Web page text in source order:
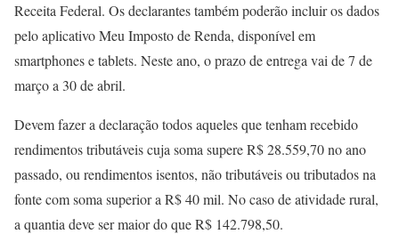
Receita Federal. Os declarantes também poderão incluir os dados
pelo aplicativo Meu Imposto de Renda, disponível em
smartphones e tablets. Neste ano, o prazo de entrega vai de 7 de
março a 30 de abril.
Devem fazer a declaração todos aqueles que tenham recebido
rendimentos tributáveis cuja soma supere R$ 28.559,70 no ano
passado, ou rendimentos isentos, não tributáveis ou tributados na
fonte com soma superior a R$ 40 mil. No caso de atividade rural,
a quantia deve ser maior do que R$ 142.798,50.